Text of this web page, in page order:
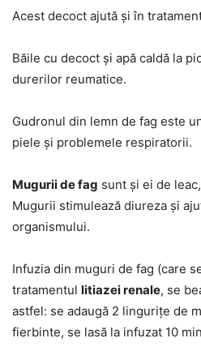
Acest decoct ajută și în
Băile cu decoct și apă caldă la
durerilor reumatice.
Gudronul din lemn de fag este
piele și problemele respiratorii.
Mugurii de fag sunt și ei de
Mugurii stimulează diureza și
organismului.
Infuzia din muguri de fag (care
tratamentul litiazei renale, se
astfel: se adaugă 2 lingurițe de
fierbinte, se lasă la infuzat 10